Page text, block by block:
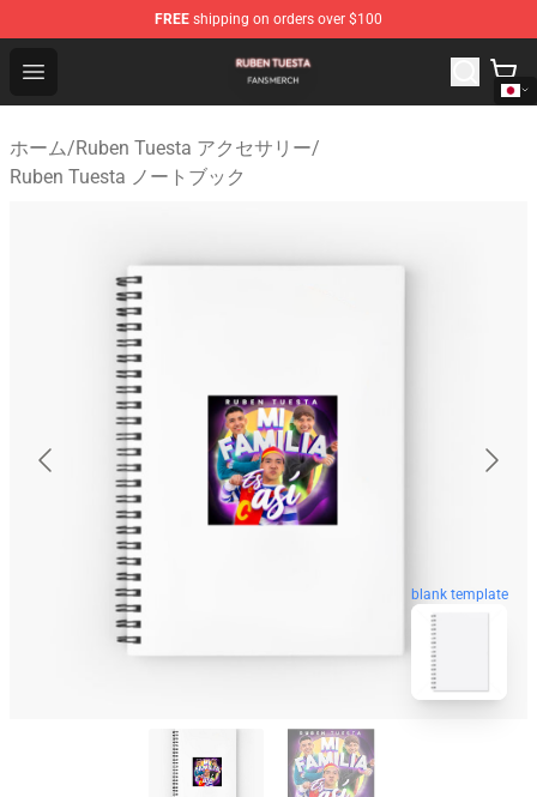
FREE shipping on orders over $100
Open menu
Ruben Tuesta Shop - Official Ruben Tuesta Merchandise
ホーム/Ruben Tuesta アクセサリー/
Ruben Tuesta ノートブック
blank template